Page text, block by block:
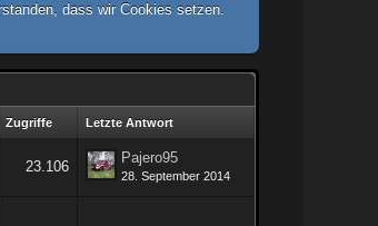
dass wir Cookies setzen.
Zugriffe Letzte Antwort
23.106
Pajero95
28. September 2014